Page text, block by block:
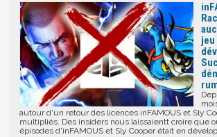
jeu
autour d'un retour des licences inFAMOUS et Sly
multipliés. Des insiders nous laissaientt croire que
épisodes d'inFAMOUS et Sly Cooper était en